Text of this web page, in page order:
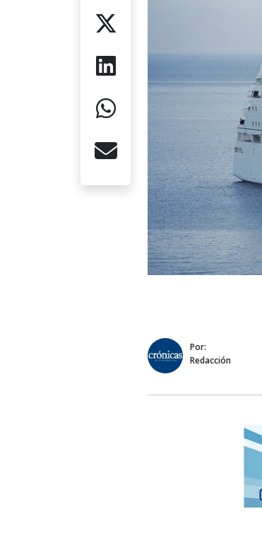
Por:
Redacción